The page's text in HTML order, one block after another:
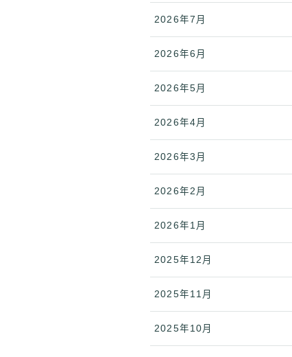
2026年7月
2026年6月
2026年5月
2026年4月
2026年3月
2026年2月
2026年1月
2025年12月
2025年11月
2025年10月